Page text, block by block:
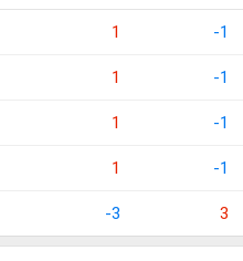
1 -1
1 -1
1 -1
1 -1
-3 3